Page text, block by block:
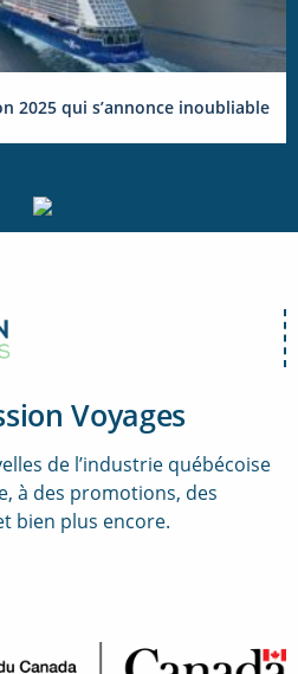
2025 qui s’annonce inoubliable
Voyages
de l’industrie québécoise
à des promotions, des
bien plus encore.